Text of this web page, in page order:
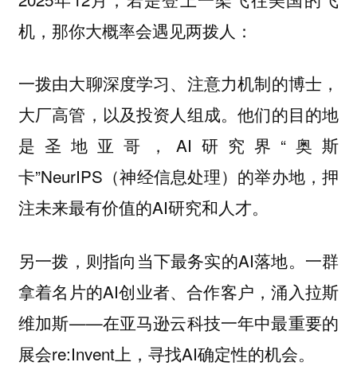
机，那你大概率会遇见两拨人：
一拨由大聊深度学习、注意力机制的博士，
大厂高管，以及投资人组成。他们的目的地
是圣地亚哥，AI研究界“奥斯
卡”NeurIPS（神经信息处理）的举办地，押
注未来最有价值的AI研究和人才。
另一拨，则指向当下最务实的AI落地。一群
拿着名片的AI创业者、合作客户，涌入拉斯
维加斯——在亚马逊云科技一年中最重要的
展会re:Invent上，寻找AI确定性的机会。